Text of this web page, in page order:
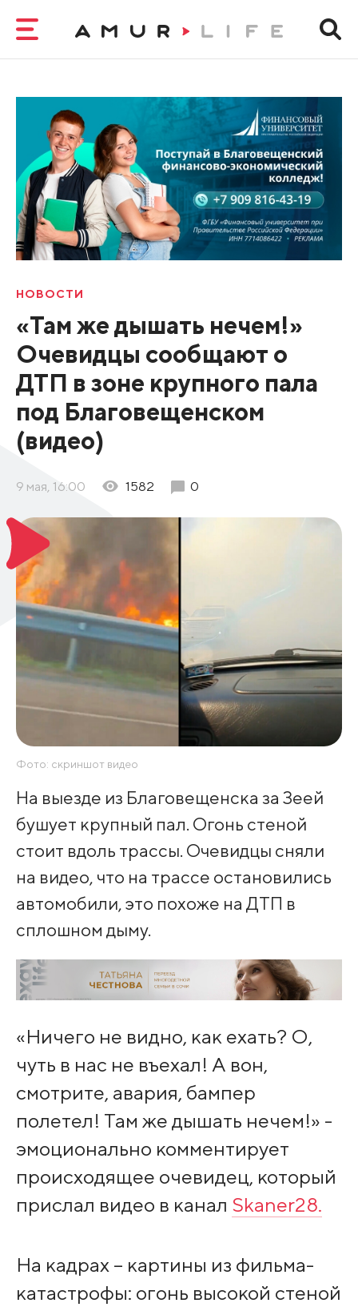
НОВОСТИ
«Там же дышать нечем!»
Очевидцы сообщают о
ДТП в зоне крупного пала
под Благовещенском
(видео)
9 мая, 16:00 1582 0
Фото: скриншот видео
На выезде из Благовещенска за Зеей
бушует крупный пал. Огонь стеной
стоит вдоль трассы. Очевидцы сняли
на видео, что на трассе остановились
автомобили, это похоже на ДТП в
сплошном дыму.
«Ничего не видно, как ехать? О,
чуть в нас не въехал! А вон,
смотрите, авария, бампер
полетел! Там же дышать нечем!» -
эмоционально комментирует
происходящее очевидец, который
прислал видео в канал Skaner28.
На кадрах – картины из фильма-
катастрофы: огонь высокой стеной